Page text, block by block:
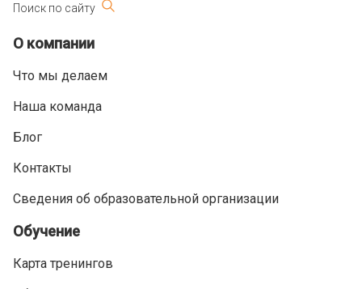
Поиск по сайту
О компании
Что мы делаем
Наша команда
Блог
Контакты
Сведения об образовательной организации
Обучение
Карта тренингов